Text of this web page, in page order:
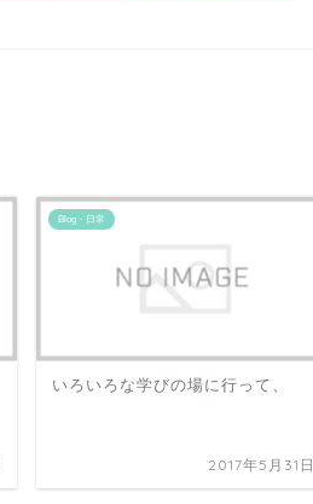
Blog・日常
いろいろな学びの場に行って、
2017年5月31日